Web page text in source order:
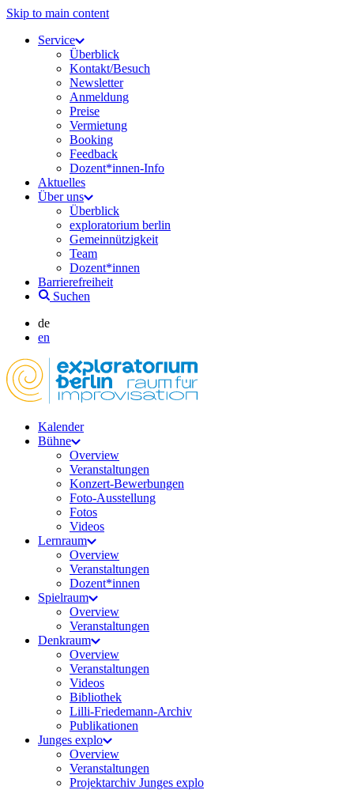
Skip to main content
Service
Überblick
Kontakt/Besuch
Newsletter
Anmeldung
Preise
Vermietung
Booking
Feedback
Dozent*innen-Info
Aktuelles
Über uns
Überblick
exploratorium berlin
Gemeinnützigkeit
Team
Dozent*innen
Barrierefreiheit
Suchen
de
en
Kalender
Bühne
Overview
Veranstaltungen
Konzert-Bewerbungen
Foto-Ausstellung
Fotos
Videos
Lernraum
Overview
Veranstaltungen
Dozent*innen
Spielraum
Overview
Veranstaltungen
Denkraum
Overview
Veranstaltungen
Videos
Bibliothek
Lilli-Friedemann-Archiv
Publikationen
Junges explo
Overview
Veranstaltungen
Projektarchiv Junges explo